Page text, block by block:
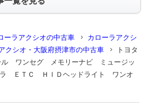
ーラアクシオの中古車
カローラアクシ
クシオ・大阪府摂津市の中古車
トヨタ
ル ワンセグ メモリーナビ ミュージッ
ＥＴＣ ＨＩＤヘッドライト ワンオ